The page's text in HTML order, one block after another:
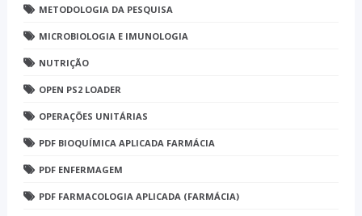
METODOLOGIA DA PESQUISA
MICROBIOLOGIA E IMUNOLOGIA
NUTRIÇÃO
OPEN PS2 LOADER
OPERAÇÕES UNITÁRIAS
PDF BIOQUÍMICA APLICADA FARMÁCIA
PDF ENFERMAGEM
PDF FARMACOLOGIA APLICADA (FARMÁCIA)